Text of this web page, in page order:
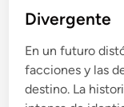
Divergente
En un futuro
facciones y las
destino. La